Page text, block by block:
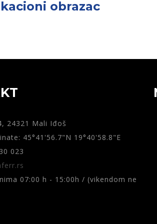
obrazac
24321 Mali Iđoš
45°41'56.7"N 19°40'58.8"E
023
07:00 h - 15:00h / (vikendom ne